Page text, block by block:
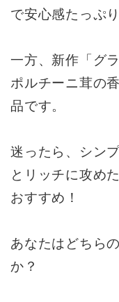
で安心感たっぷり
一方、新作「グ
ポルチーニ茸の
品です。
迷ったら、シン
とリッチに攻め
おすすめ！
あなたはどちら
か？